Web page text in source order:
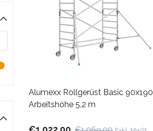
Alumexx Rollgerüst Basic 90x190
Arbeitshöhe 5,2 m